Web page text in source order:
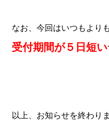
なお、今回はいつもよりも
受付期間が５日短い
以上、お知らせを終わり